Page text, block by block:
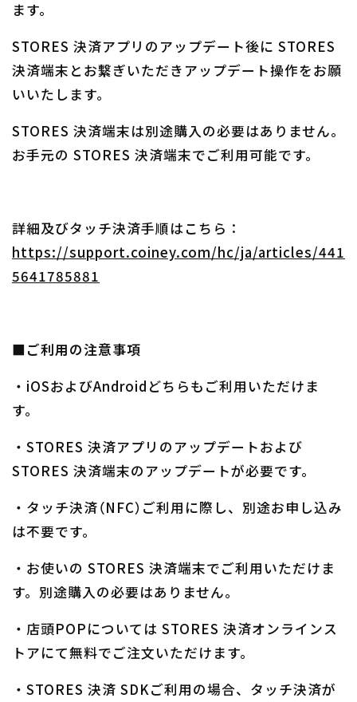
ます。
STORES 決済アプリのアップデート後に STORES
決済端末とお繋ぎいただきアップデート操作をお願
いいたします。
STORES 決済端末は別途購入の必要はありません。
お手元の STORES 決済端末でご利用可能です。
詳細及びタッチ決済手順はこちら：
https://support.coiney.com/hc/ja/articles/441
5641785881
■ご利用の注意事項
・iOSおよびAndroidどちらもご利用いただけま
す。
・STORES 決済アプリのアップデートおよび
STORES 決済端末のアップデートが必要です。
・タッチ決済（NFC）ご利用に際し、別途お申し込み
は不要です。
・お使いの STORES 決済端末でご利用いただけま
す。別途購入の必要はありません。
・店頭POPについては STORES 決済オンラインス
トアにて無料でご注文いただけます。
・STORES 決済 SDKご利用の場合、タッチ決済が